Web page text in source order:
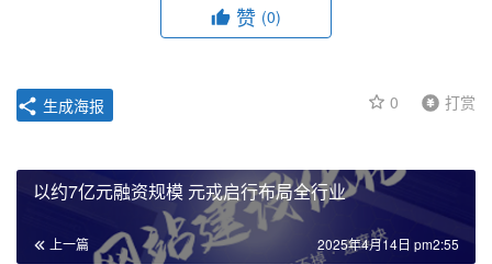
赞 (0)
0 打赏
生成海报
以约7亿元融资规模 元戎启行布局全行业
上一篇 2025年4月14日 pm2:55